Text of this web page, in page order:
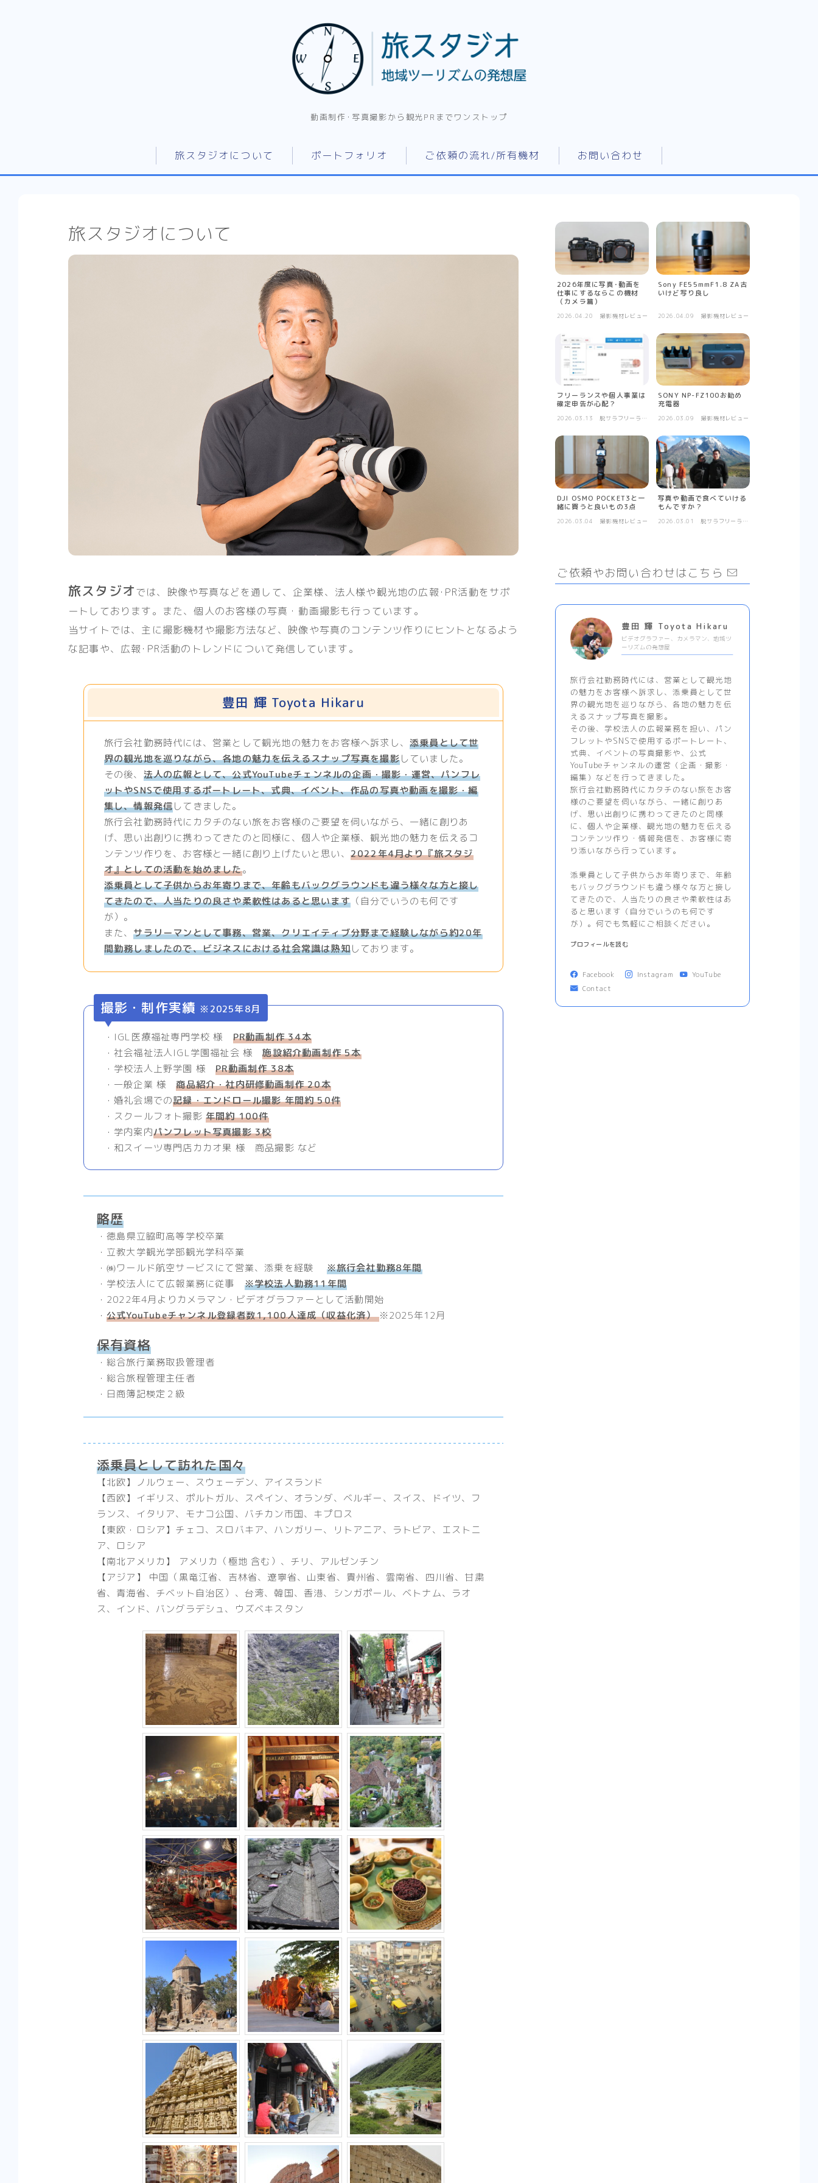
動画制作･写真撮影から観光PRまでワンストップ
旅スタジオについて ポートフォリオ ご依頼の流れ/所有機材 お問い合わせ
旅スタジオについて
旅スタジオでは、映像や写真などを通して、企業様、法人様や観光地の広報･PR活動をサポ
ートしております。また、個人のお客様の写真・動画撮影も行っています。
当サイトでは、主に撮影機材や撮影方法など、映像や写真のコンテンツ作りにヒントとなるよう
な記事や、広報･PR活動のトレンドについて発信しています。
豊田 輝 Toyota Hikaru
旅行会社勤務時代には、営業として観光地の魅力をお客様へ訴求し、 添乗員として世
界の観光地を巡りながら、各地の魅力を伝えるスナップ写真を撮影していました。
その後、 法人の広報として、公式YouTubeチェンネルの企画・撮影・運営、パンフレ
ットやSNSで使用するポートレート、式典、イベント、作品の写真や動画を撮影・編
集し、情報発信してきました。
旅行会社勤務時代にカタチのない旅をお客様のご要望を伺いながら、一緒に創りあ
げ、思い出創りに携わってきたのと同様に、個人や企業様、観光地の魅力を伝えるコ
ンテンツ作りを、お客様と一緒に創り上げたいと思い、 2022年4月より『旅スタジ
オ』としての活動を始めました。
添乗員として子供からお年寄りまで、年齢もバックグラウンドも違う様々な方と接し
てきたので、人当たりの良さや柔軟性はあると思います（自分でいうのも何です
が）。
また、サラリーマンとして事務、営業、クリエイティブ分野まで経験しながら約20年
間勤務しましたので、ビジネスにおける社会常識は熟知しております。
撮影・制作実績 ※2025年8月
・IGL医療福祉専門学校 様 PR動画制作 34本
・社会福祉法人IGL学園福祉会 様施設紹介動画制作 5本
・学校法人上野学園 様PR動画制作 38本
・一般企業 様商品紹介・社内研修動画制作 20本
・婚礼会場での記録・エンドロール撮影 年間約 50件
・スクールフォト撮影 年間約 100件
・学内案内パンフレット写真撮影 3校
・和スイーツ専門店カカオ果 様 商品撮影 など
略歴
・徳島県立脇町高等学校卒業
・立教大学観光学部観光学科卒業
・㈱ワールド航空サービスにて営業、添乗を経験 ※旅行会社勤務8年間
・学校法人にて広報業務に従事 ※学校法人勤務11年間
・2022年4月よりカメラマン・ビデオグラファーとして活動開始
・ 公式YouTubeチャンネル登録者数1,100人達成（収益化済）※2025年12月
保有資格
・総合旅行業務取扱管理者
・総合旅程管理主任者
・日商簿記検定２級
添乗員として訪れた国々
【北欧】ノルウェー、スウェーデン、アイスランド
【西欧】イギリス、ポルトガル、スペイン、オランダ、ベルギー、スイス、ドイツ、フ
ランス、イタリア、モナコ公国、バチカン市国、キプロス
【東欧・ロシア】チェコ、スロバキア、ハンガリー、リトアニア、ラトビア、エストニ
ア、ロシア
【南北アメリカ】 アメリカ（極地 含む）、チリ、アルゼンチン
【アジア】 中国（黒竜江省、吉林省、遼寧省、山東省、貴州省、雲南省、四川省、甘粛
省、青海省、チベット自治区）、台湾、韓国、香港、シンガポール、ベトナム、ラオ
ス、インド、バングラデシュ、ウズベキスタン
2026年度に写真･動画を
仕事にするならこの機材
（カメラ篇）
2026.04.20 撮影機材レビュー
Sony FE55mmF1.8 ZA古
いけど写り良し
2026.04.09 撮影機材レビュー
フリーランスや個人事業は
確定申告が心配？
2026.03.13
脱サラフリーラン
SONY NP-FZ100お勧め
充電器
2026.03.09 撮影機材レビュー
DJI OSMO POCKET3と一
緒に買うと良いもの3点
2026.03.04 撮影機材レビュー
写真や動画で食べていける
もんですか？
2026.03.01
脱サラフリーラン
ご依頼やお問い合わせはこちら
豊田 輝 Toyota Hikaru
ビデオグラファー、カメラマン、地域ツ
ーリズムの発想屋
旅行会社勤務時代には、営業として観光地
の魅力をお客様へ訴求し、添乗員として世
界の観光地を巡りながら、各地の魅力を伝
えるスナップ写真を撮影。
その後、学校法人の広報業務を担い、パン
フレットやSNSで使用するポートレート、
式典、イベントの写真撮影や、公式
YouTubeチャンネルの運営（企画・撮影・
編集）などを行ってきました。
旅行会社勤務時代にカタチのない旅をお客
様のご要望を伺いながら、一緒に創りあ
げ、思い出創りに携わってきたのと同様
に、個人や企業様、観光地の魅力を伝える
コンテンツ作り・情報発信を、お客様に寄
り添いながら行っています。
添乗員として子供からお年寄りまで、年齢
もバックグラウンドも違う様々な方と接し
てきたので、人当たりの良さや柔軟性はあ
ると思います（自分でいうのも何です
が）。何でも気軽にご相談ください。
プロフィールを読む
Facebook Instagram
YouTube
Contact